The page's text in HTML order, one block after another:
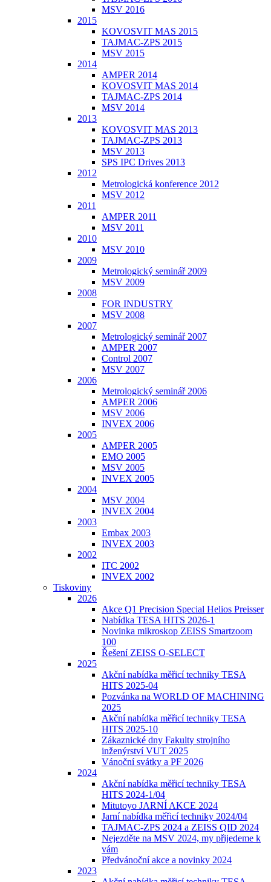
MSV 2016
2015
KOVOSVIT MAS 2015
TAJMAC-ZPS 2015
MSV 2015
2014
AMPER 2014
KOVOSVIT MAS 2014
TAJMAC-ZPS 2014
MSV 2014
2013
KOVOSVIT MAS 2013
TAJMAC-ZPS 2013
MSV 2013
SPS IPC Drives 2013
2012
Metrologická konference 2012
MSV 2012
2011
AMPER 2011
MSV 2011
2010
MSV 2010
2009
Metrologický seminář 2009
MSV 2009
2008
FOR INDUSTRY
MSV 2008
2007
Metrologický seminář 2007
AMPER 2007
Control 2007
MSV 2007
2006
Metrologický seminář 2006
AMPER 2006
MSV 2006
INVEX 2006
2005
AMPER 2005
EMO 2005
MSV 2005
INVEX 2005
2004
MSV 2004
INVEX 2004
2003
Embax 2003
INVEX 2003
2002
ITC 2002
INVEX 2002
Tiskoviny
2026
Akce Q1 Precision Special Helios Preisser
Nabídka TESA HITS 2026-1
Novinka mikroskop ZEISS Smartzoom
100
Řešení ZEISS O-SELECT
2025
Akční nabídka měřicí techniky TESA
HITS 2025-04
Pozvánka na WORLD OF MACHINING
2025
Akční nabídka měřicí techniky TESA
HITS 2025-10
Zákaznické dny Fakulty strojního
inženýrství VUT 2025
Vánoční svátky a PF 2026
2024
Akční nabídka měřicí techniky TESA
HITS 2024-1/04
Mitutoyo JARNÍ AKCE 2024
Jarní nabídka měřicí techniky 2024/04
TAJMAC-ZPS 2024 a ZEISS QID 2024
Nejezděte na MSV 2024, my přijedeme k
vám
Předvánoční akce a novinky 2024
2023